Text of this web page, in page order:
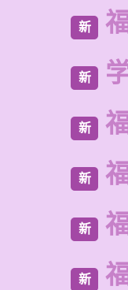
新
新
新
新
新
新